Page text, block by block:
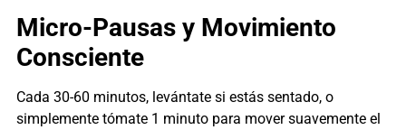
Micro-Pausas y Movimiento
Consciente
Cada 30-60 minutos, levántate si estás sentado, o
simplemente tómate 1 minuto para mover suavemente el